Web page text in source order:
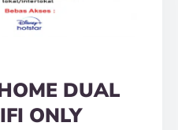
DUAL
ONLY